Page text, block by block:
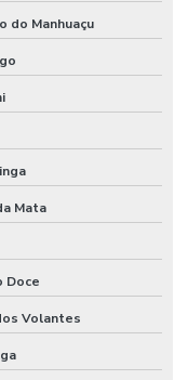
do Manhuaçu
Mata
Doce
Volantes